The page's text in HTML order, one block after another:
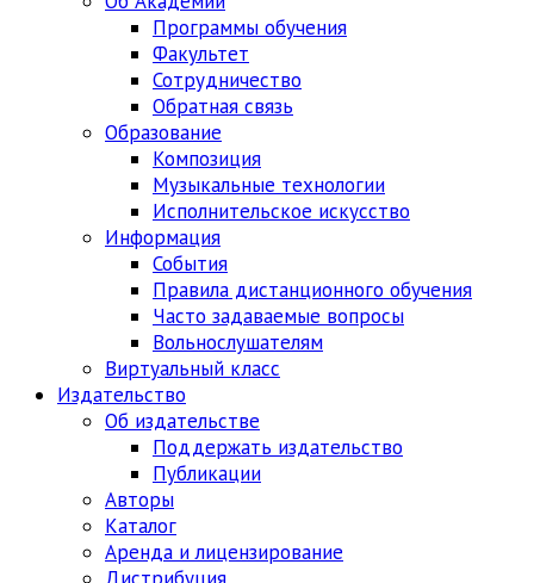
Программы обучения
Факультет
Сотрудничество
Обратная связь
Образование
Композиция
Музыкальные технологии
Исполнительское искусство
Информация
События
Правила дистанционного обучения
Часто задаваемые вопросы
Вольнослушателям
Виртуальный класс
Издательство
Об издательстве
Поддержать издательство
Публикации
Авторы
Каталог
Аренда и лицензирование